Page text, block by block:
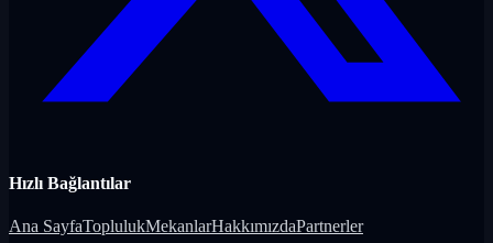
Hızlı Bağlantılar
Ana SayfaToplulukMekanlarHakkımızdaPartnerler